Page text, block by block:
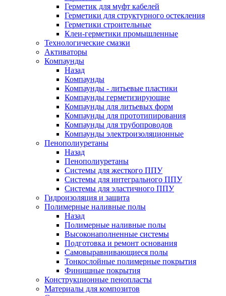
Герметик для муфт кабелей
Герметики для структурного остекления
Герметики строительные
Клеи-герметики промышленные
Технологические смазки
Активаторы
Компаунды
Назад
Компаунды
Компаунды - литьевые пластики
Компаунды герметизирующие
Компаунды для литьевых форм
Компаунды для прототипирования
Компаунды для трубопроводов
Компаунды электроизоляционные
Пенополиуретаны
Назад
Пенополиуретаны
Системы для жесткого ППУ
Системы для интегрального ППУ
Системы для эластичного ППУ
Гидроизоляция и защита
Полимерные наливные полы
Назад
Полимерные наливные полы
Высоконаполненные системы
Подготовка и ремонт основания
Самовыравнивающиеся полы
Тонкослойные полимерные покрытия
Финишные покрытия
Конструкционные пенопласты
Материалы для композитов